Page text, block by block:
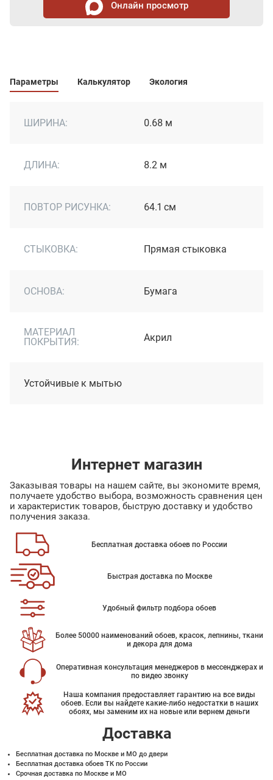
Онлайн просмотр
Параметры Калькулятор Экология
ШИРИНА: 0.68 м
ДЛИНА: 8.2 м
ПОВТОР РИСУНКА: 64.1 см
СТЫКОВКА: Прямая стыковка
ОСНОВА: Бумага
МАТЕРИАЛ
ПОКРЫТИЯ:
Акрил
Устойчивые к мытью
Интернет магазин
Заказывая товары на нашем сайте, вы экономите время,
получаете удобство выбора, возможность сравнения цен
и характеристик товаров, быструю доставку и удобство
получения заказа.
Бесплатная доставка обоев по России
Быстрая доставка по Москве
Удобный фильтр подбора обоев
Более 50000 наименований обоев, красок, лепнины, ткани
и декора для дома
Оперативная консультация менеджеров в мессенджерах и
по видео звонку
Наша компания предоставляет гарантию на все виды
обоев. Если вы найдете какие-либо недостатки в наших
обоях, мы заменим их на новые или вернем деньги
Доставка
Бесплатная доставка по Москве и МО до двери
Бесплатная доставка обоев ТК по России
Срочная доставка по Москве и МО